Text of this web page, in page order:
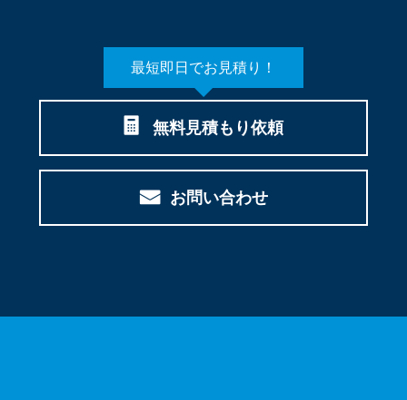
無料見積もり依頼
最短即日でお見積り！
お問い合わせ